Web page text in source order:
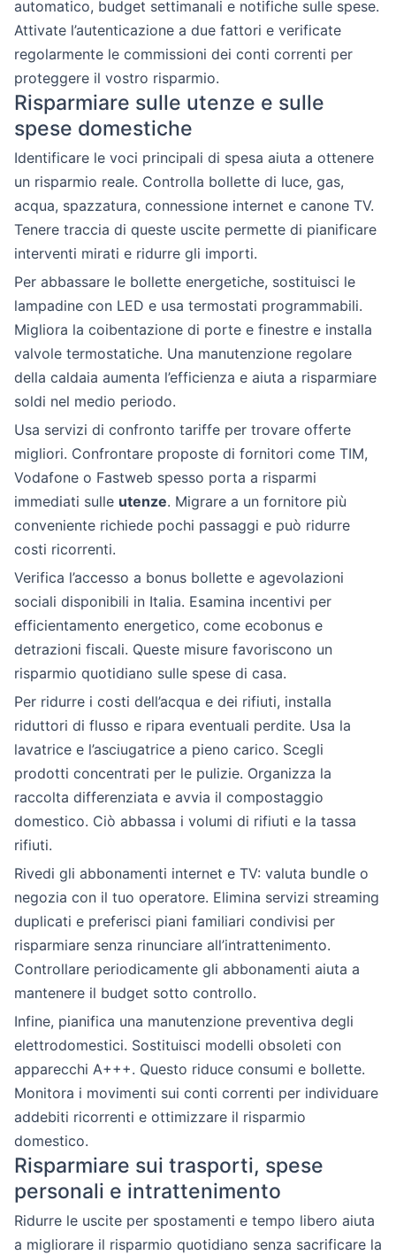
automatico, budget settimanali e notifiche sulle spese.
Attivate l’autenticazione a due fattori e verificate
regolarmente le commissioni dei conti correnti per
proteggere il vostro risparmio.
Risparmiare sulle utenze e sulle
spese domestiche
Identificare le voci principali di spesa aiuta a ottenere
un risparmio reale. Controlla bollette di luce, gas,
acqua, spazzatura, connessione internet e canone TV.
Tenere traccia di queste uscite permette di pianificare
interventi mirati e ridurre gli importi.
Per abbassare le bollette energetiche, sostituisci le
lampadine con LED e usa termostati programmabili.
Migliora la coibentazione di porte e finestre e installa
valvole termostatiche. Una manutenzione regolare
della caldaia aumenta l’efficienza e aiuta a risparmiare
soldi nel medio periodo.
Usa servizi di confronto tariffe per trovare offerte
migliori. Confrontare proposte di fornitori come TIM,
Vodafone o Fastweb spesso porta a risparmi
immediati sulle utenze. Migrare a un fornitore più
conveniente richiede pochi passaggi e può ridurre
costi ricorrenti.
Verifica l’accesso a bonus bollette e agevolazioni
sociali disponibili in Italia. Esamina incentivi per
efficientamento energetico, come ecobonus e
detrazioni fiscali. Queste misure favoriscono un
risparmio quotidiano sulle spese di casa.
Per ridurre i costi dell’acqua e dei rifiuti, installa
riduttori di flusso e ripara eventuali perdite. Usa la
lavatrice e l’asciugatrice a pieno carico. Scegli
prodotti concentrati per le pulizie. Organizza la
raccolta differenziata e avvia il compostaggio
domestico. Ciò abbassa i volumi di rifiuti e la tassa
rifiuti.
Rivedi gli abbonamenti internet e TV: valuta bundle o
negozia con il tuo operatore. Elimina servizi streaming
duplicati e preferisci piani familiari condivisi per
risparmiare senza rinunciare all’intrattenimento.
Controllare periodicamente gli abbonamenti aiuta a
mantenere il budget sotto controllo.
Infine, pianifica una manutenzione preventiva degli
elettrodomestici. Sostituisci modelli obsoleti con
apparecchi A+++. Questo riduce consumi e bollette.
Monitora i movimenti sui conti correnti per individuare
addebiti ricorrenti e ottimizzare il risparmio
domestico.
Risparmiare sui trasporti, spese
personali e intrattenimento
Ridurre le uscite per spostamenti e tempo libero aiuta
a migliorare il risparmio quotidiano senza sacrificare la